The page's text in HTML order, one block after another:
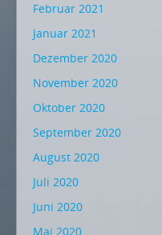
Februar 2021
Januar 2021
Dezember 2020
November 2020
Oktober 2020
September 2020
August 2020
Juli 2020
Juni 2020
Mai 2020